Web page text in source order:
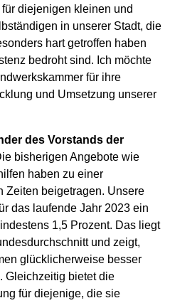
diejenigen kleinen und
in unserer Stadt, die
hart getroffen haben
bedroht sind. Ich möchte
für ihre
und Umsetzung unserer
des Vorstands der
bisherigen Angebote wie
haben zu einer
Zeiten beigetragen. Unsere
das laufende Jahr 2023 ein
1,5 Prozent. Das liegt
und zeigt,
glücklicherweise besser
Gleichzeitig bietet die
für diejenige, die sie